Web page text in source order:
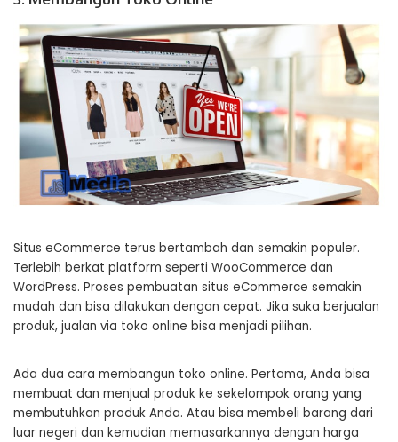
Situs eCommerce terus bertambah dan semakin populer.
Terlebih berkat platform seperti WooCommerce dan
WordPress. Proses pembuatan situs eCommerce semakin
mudah dan bisa dilakukan dengan cepat. Jika suka berjualan
produk, jualan via toko online bisa menjadi pilihan.
Ada dua cara membangun toko online. Pertama, Anda bisa
membuat dan menjual produk ke sekelompok orang yang
membutuhkan produk Anda. Atau bisa membeli barang dari
luar negeri dan kemudian memasarkannya dengan harga